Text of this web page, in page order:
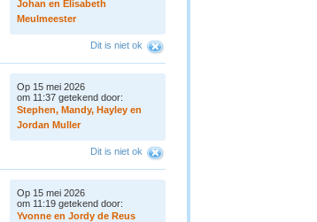
Johan en Elisabeth
Meulmeester
Dit is niet ok
Op 15 mei 2026
om 11:37 getekend door:
Stephen, Mandy, Hayley en
Jordan Muller
Dit is niet ok
Op 15 mei 2026
om 11:19 getekend door:
Yvonne en Jordy de Reus